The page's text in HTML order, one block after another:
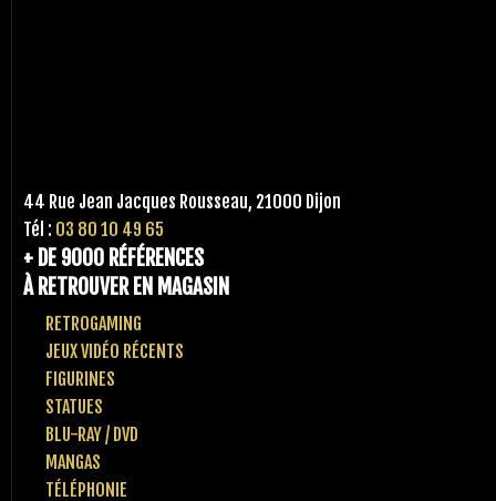
44 Rue Jean Jacques Rousseau, 21000 Dijon
Tél : 03 80 10 49 65
+ DE 9000 RÉFÉRENCES
À RETROUVER EN MAGASIN
RETROGAMING
JEUX VIDÉO RÉCENTS
FIGURINES
STATUES
BLU-RAY / DVD
MANGAS
TÉLÉPHONIE